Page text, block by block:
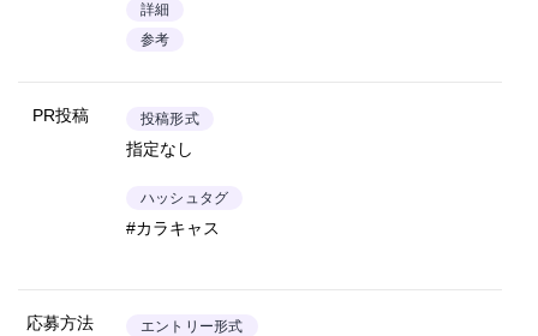
詳細
参考
PR投稿 投稿形式
指定なし
ハッシュタグ
#カラキャス
応募方法 エントリー形式